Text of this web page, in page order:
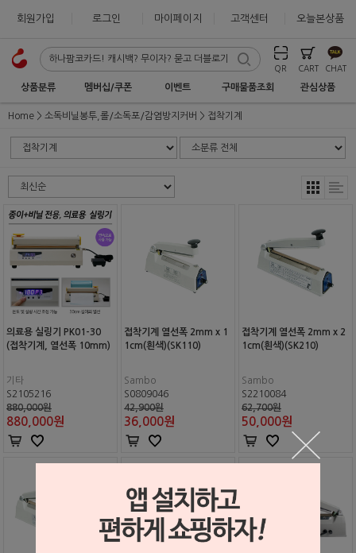
회원가입 로그인 마이페이지 고객센터 오늘본상품
QR CART CHAT
상품분류 멤버십/쿠폰 이벤트 구매물품조회 관심상품
Home 소독비닐봉투,롤/소독포/감염방지커버 접착기계
의료용 실링기 PK01-30
(접착기계, 열선폭 10mm)
기타
S2105216
880,000원
880,000원
접착기계 열선폭 2mm x 1
1cm(흰색)(SK110)
Sambo
S0809046
42,900원
36,000원
접착기계 열선폭 2mm x 2
1cm(흰색)(SK210)
Sambo
S2210084
62,700원
50,000원